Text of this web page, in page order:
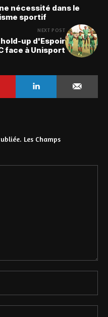
nécessité dans le
sportif
NEXT POST
hold-up d'Espoir
face à Unisport
Les Champs